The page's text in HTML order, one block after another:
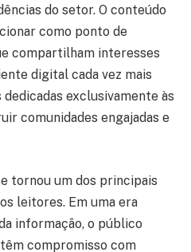
do setor. O conteúdo
como ponto de
compartilham interesses
digital cada vez mais
exclusivamente às
comunidades engajadas e
tornou um dos principais
leitores. Em uma era
informação, o público
compromisso com